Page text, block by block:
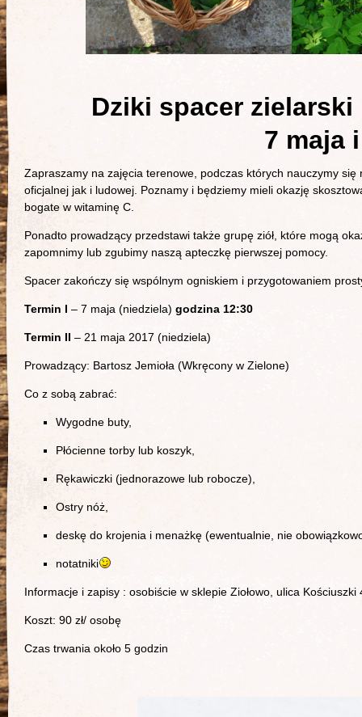
Dziki spacer
7 maja
Zapraszamy na zajęcia terenowe, podczas których nauczymy
oficjalnej jak i ludowej. Poznamy i będziemy mieli okazję
bogate w witaminę C.
Ponadto prowadzący przedstawi także grupę ziół, które mogą
zapomnimy lub zgubimy naszą apteczkę pierwszej pomocy.
Spacer zakończy się wspólnym ogniskiem i przygotowaniem
Termin I – 7 maja (niedziela) godzina 12:30
Termin II – 21 maja 2017 (niedziela)
Prowadzący: Bartosz Jemioła (Wkręcony w Zielone)
Co z sobą zabrać:
Wygodne buty,
Płócienne torby lub koszyk,
Rękawiczki (jednorazowe lub robocze),
Ostry nóż,
deskę do krojenia i menażkę (ewentualnie, nie
notatniki
Informacje i zapisy : osobiście w sklepie Ziołowo, ulica
Koszt: 90 zł/ osobę
Czas trwania około 5 godzin